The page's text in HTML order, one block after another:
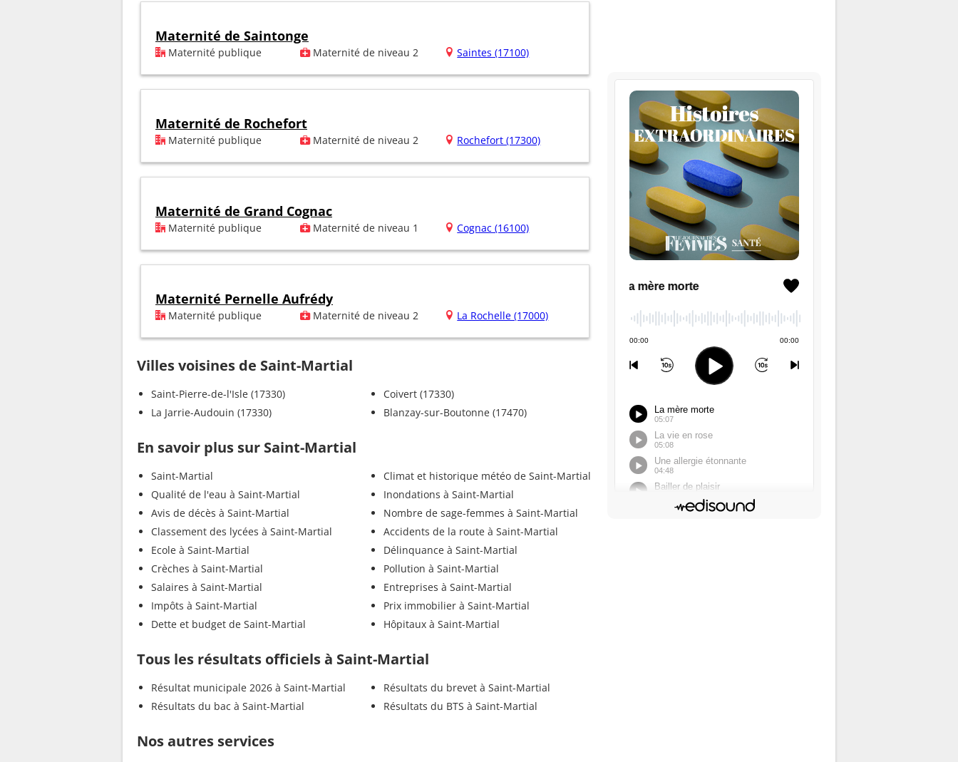
Maternité de Saintonge
Maternité publique Maternité de niveau 2 Saintes (17100)
Maternité de Rochefort
Maternité publique Maternité de niveau 2 Rochefort (17300)
Maternité de Grand Cognac
Maternité publique Maternité de niveau 1 Cognac (16100)
Maternité Pernelle Aufrédy
Maternité publique Maternité de niveau 2 La Rochelle (17000)
Villes voisines de Saint-Martial
Saint-Pierre-de-l'Isle (17330)
La Jarrie-Audouin (17330)
Coivert (17330)
Blanzay-sur-Boutonne (17470)
En savoir plus sur Saint-Martial
Saint-Martial
Qualité de l'eau à Saint-Martial
Avis de décès à Saint-Martial
Classement des lycées à Saint-Martial
Ecole à Saint-Martial
Crèches à Saint-Martial
Salaires à Saint-Martial
Impôts à Saint-Martial
Dette et budget de Saint-Martial
Climat et historique météo de Saint-Martial
Inondations à Saint-Martial
Nombre de sage-femmes à Saint-Martial
Accidents de la route à Saint-Martial
Délinquance à Saint-Martial
Pollution à Saint-Martial
Entreprises à Saint-Martial
Prix immobilier à Saint-Martial
Hôpitaux à Saint-Martial
Tous les résultats officiels à Saint-Martial
Résultat municipale 2026 à Saint-Martial
Résultats du bac à Saint-Martial
Résultats du brevet à Saint-Martial
Résultats du BTS à Saint-Martial
Nos autres services